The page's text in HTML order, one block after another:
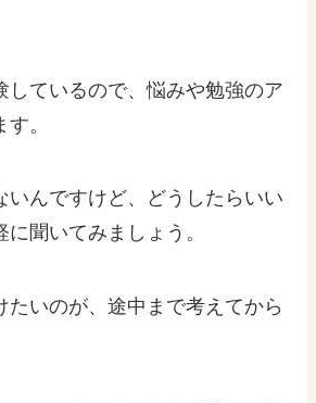
しているので、悩みや勉強のア
。
いんですけど、どうしたらいい
聞いてみましょう。
たいのが、途中まで考えてから